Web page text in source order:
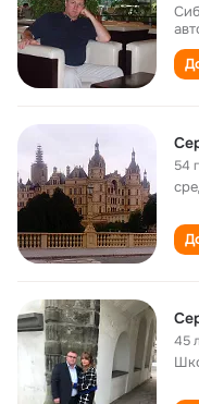
54
45